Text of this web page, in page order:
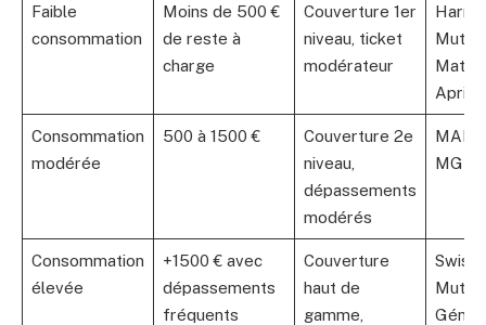
Faible
consommation
Moins de 500 €
de reste à
charge
Couverture 1er
niveau, ticket
modérateur
April
Consommation
modérée
500 à 1500 €
Couverture 2e
niveau,
dépassements
modérés
MAIF,
MGEN
Consommation
élevée
+1500 € avec
dépassements
fréquents
Couverture
haut de
gamme,